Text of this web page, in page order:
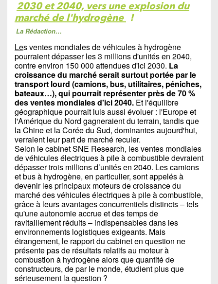
2030 et 2040, vers une explosion du
marché de l'hydrogène !
La Rédaction…
Les ventes mondiales de véhicules à hydrogène
pourraient dépasser les 3 millions d'unités en 2040,
contre environ 150 000 attendues d'ici 2030. La
croissance du marché serait surtout portée par le
transport lourd (camions, bus, utilitaires, péniches,
bateaux…), qui pourrait représenter près de 70 %
des ventes mondiales d'ici 2040. Et l'équilibre
géographique pourrait luis aussi évoluer : l'Europe et
l'Amérique du Nord gagneraient du terrain, tandis que
la Chine et la Corée du Sud, dominantes aujourd'hui,
verraient leur part de marché reculer.
Selon le cabinet SNE Research, les ventes mondiales
de véhicules électriques à pile à combustible devraient
dépasser trois millions d’unités en 2040. Les camions
et bus à hydrogène, en particulier, sont appelés à
devenir les principaux moteurs de croissance du
marché des véhicules électriques à pile à combustible,
grâce à leurs avantages concurrentiels distincts – tels
qu'une autonomie accrue et des temps de
ravitaillement réduits – indispensables dans les
environnements logistiques exigeants. Mais
étrangement, le rapport du cabinet en question ne
présente pas de résultats relatifs au moteur à
combustion à hydrogène alors que quantité de
constructeurs, de par le monde, étudient plus que
sérieusement la question ?